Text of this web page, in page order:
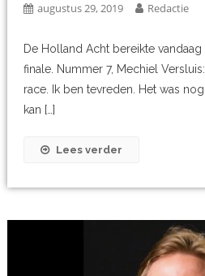
augustus 29, 2019 Redactie
De Holland Acht bereikte
finale. Nummer 7, Mechiel
race. Ik ben tevreden. Het was
kan […]
Lees verder